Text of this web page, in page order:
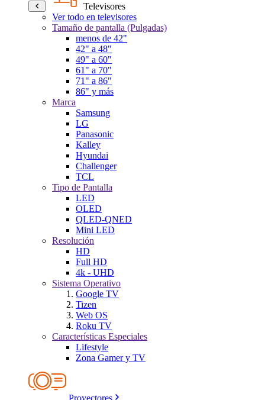
Televisores
Ver todo en televisores
Tamaño de pantalla (Pulgadas)
menos de 42"
42" a 48"
49" a 60"
61" a 70"
71" a 86"
86" y más
Marca
Samsung
LG
Panasonic
Kalley
Hyundai
Challenger
TCL
Tipo de Pantalla
LED
OLED
QLED-QNED
Mini LED
Resolución
HD
Full HD
4k - UHD
Sistema Operativo
Google TV
Tizen
Web OS
Roku TV
Características Especiales
Lifestyle
Zona Gamer y TV
Proyectores